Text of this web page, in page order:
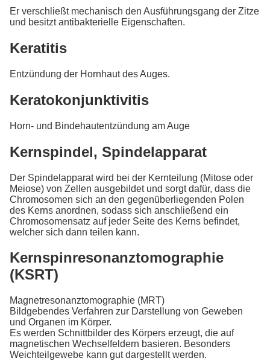
Er verschließt mechanisch den Ausführungsgang der Zitze
und besitzt antibakterielle Eigenschaften.
Keratitis
Entzündung der Hornhaut des Auges.
Keratokonjunktivitis
Horn- und Bindehautentzündung am Auge
Kernspindel, Spindelapparat
Der Spindelapparat wird bei der Kernteilung (Mitose oder
Meiose) von Zellen ausgebildet und sorgt dafür, dass die
Chromosomen sich an den gegenüberliegenden Polen
des Kerns anordnen, sodass sich anschließend ein
Chromosomensatz auf jeder Seite des Kerns befindet,
welcher sich dann teilen kann.
Kernspinresonanztomographie
(KSRT)
Magnetresonanztomographie (MRT)
Bildgebendes Verfahren zur Darstellung von Geweben
und Organen im Körper.
Es werden Schnittbilder des Körpers erzeugt, die auf
magnetischen Wechselfeldern basieren. Besonders
Weichteilgewebe kann gut dargestellt werden.